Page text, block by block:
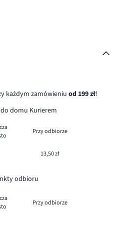
każdym zamówieniuod 199 zł!
domu Kurierem
Przy odbiorze
13,50 zł
odbioru
Przy odbiorze